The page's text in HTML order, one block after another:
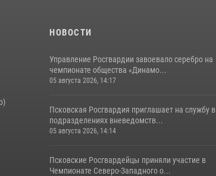
НОВОСТИ
Управление Росгвардии завоевало серебро на
чемпионате общества «Динамо...
05 августа 2026, 14:17
Псковская Росгвардия приглашает на службу в
подразделениях вневедомств...
05 августа 2026, 14:14
Псковские Росгвардейцы приняли участие в
Чемпионате Северо-Западного о...